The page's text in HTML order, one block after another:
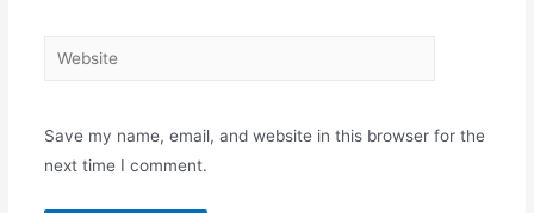
Website
Save my name, email, and website in this browser for the
next time I comment.